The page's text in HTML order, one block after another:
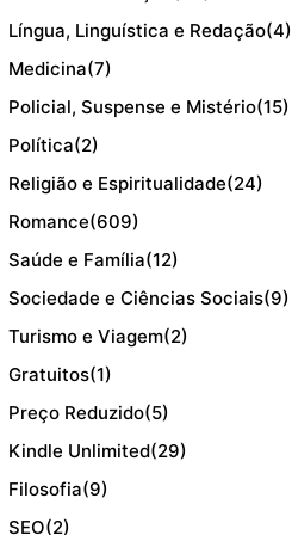
Língua, Linguística e Redação(4)
Medicina(7)
Policial, Suspense e Mistério(15)
Política(2)
Religião e Espiritualidade(24)
Romance(609)
Saúde e Família(12)
Sociedade e Ciências Sociais(9)
Turismo e Viagem(2)
Gratuitos(1)
Preço Reduzido(5)
Kindle Unlimited(29)
Filosofia(9)
SEO(2)